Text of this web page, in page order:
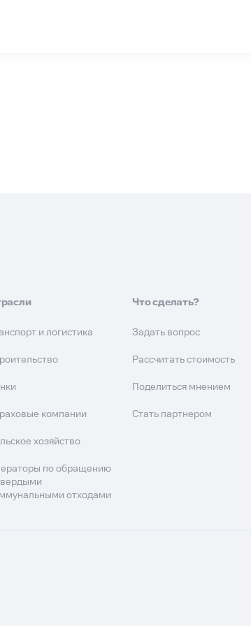
и логистика
компании
хозяйство
по обращению
отходами
Что сделать?
Задать вопрос
Рассчитать стоимость
Поделиться мнением
Стать партнером